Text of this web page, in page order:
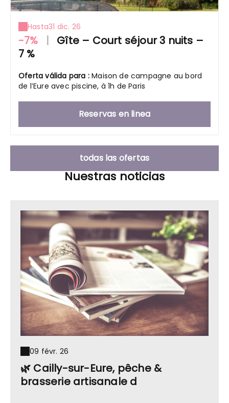
Hasta31 dic. 26
-7% |
Gîte – Court séjour 3 nuits –
7 %
Oferta válida para :Maison de campagne au bord
de l’Eure avec piscine, à 1h de Paris
Reservas en linea
todas las ofertas
Nuestras noticias
09 févr. 26
🌿 Cailly-sur-Eure, pêche &
brasserie artisanale d